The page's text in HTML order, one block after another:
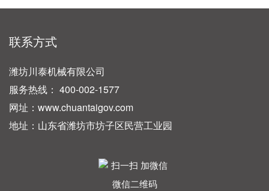
联系方式
潍坊川泰机械有限公司
服务热线： 400-002-1577
网址：www.chuantaigov.com
地址：山东省潍坊市坊子区民营工业园
微信二维码